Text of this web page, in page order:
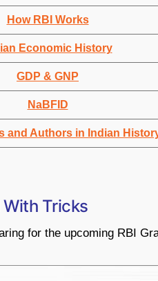
How RBI Works
Economic History
GDP & GNP
NaBFID
and Authors in Indian
With Tricks
for the upcoming RBI